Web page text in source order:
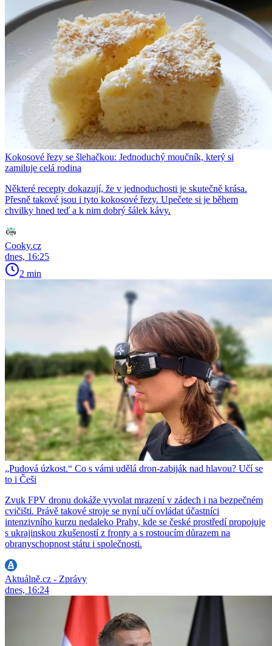
Kokosové řezy se šlehačkou: Jednoduchý moučník, který si
zamiluje celá rodina
Některé recepty dokazují, že v jednoduchosti je skutečně krása.
Přesně takové jsou i tyto kokosové řezy. Upečete si je během
chvilky hned teď a k nim dobrý šálek kávy.
Cooky.cz
dnes, 16:25
2 min
„Pudová úzkost.“ Co s vámi udělá dron-zabiják nad hlavou? Učí se
to i Češi
Zvuk FPV dronu dokáže vyvolat mrazení v zádech i na bezpečném
cvičišti. Právě takové stroje se nyní učí ovládat účastníci
intenzivního kurzu nedaleko Prahy, kde se české prostředí propojuje
s ukrajinskou zkušeností z fronty a s rostoucím důrazem na
obranyschopnost státu i společnosti.
Aktuálně.cz - Zprávy
dnes, 16:24